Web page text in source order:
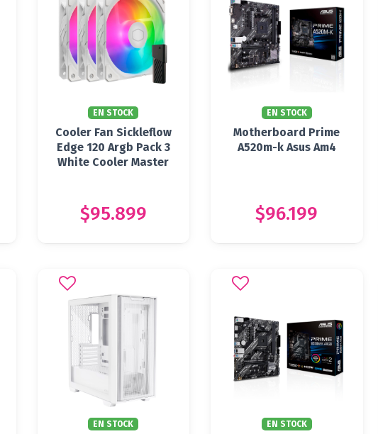
EN STOCK
Cooler Fan Sickleflow
Edge 120 Argb Pack 3
White Cooler Master
$95.899
EN STOCK
Motherboard Prime
A520m-k Asus Am4
$96.199
EN STOCK EN STOCK